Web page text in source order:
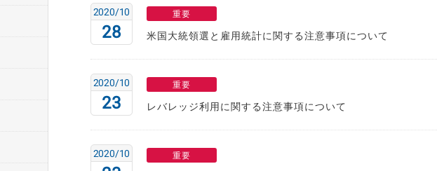
28
2020/10 重要
米国大統領選と雇用統計に関する注意事項について
23
2020/10 重要
レバレッジ利用に関する注意事項について
2020/10 重要